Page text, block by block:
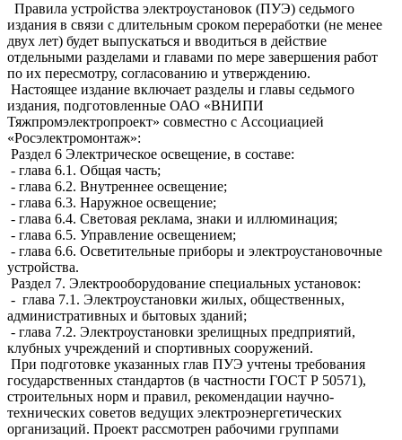
Правила устройства электроустановок (ПУЭ) седьмого
издания в связи с длительным сроком переработки (не менее
двух лет) будет выпускаться и вводиться в действие
отдельными разделами и главами по мере завершения работ
по их пересмотру, согласованию и утверждению.
Настоящее издание включает разделы и главы седьмого
издания, подготовленные ОАО «ВНИПИ
Тяжпромэлектропроект» совместно с Ассоциацией
«Росэлектромонтаж»:
Раздел 6 Электрическое освещение, в составе:
- глава 6.1. Общая часть;
- глава 6.2. Внутреннее освещение;
- глава 6.3. Наружное освещение;
- глава 6.4. Световая реклама, знаки и иллюминация;
- глава 6.5. Управление освещением;
- глава 6.6. Осветительные приборы и электроустановочные
устройства.
Раздел 7. Электрооборудование специальных установок:
- глава 7.1. Электроустановки жилых, общественных,
административных и бытовых зданий;
- глава 7.2. Электроустановки зрелищных предприятий,
клубных учреждений и спортивных сооружений.
При подготовке указанных глав ПУЭ учтены требования
государственных стандартов (в частности ГОСТ Р 50571),
строительных норм и правил, рекомендации научно-
технических советов ведущих электроэнергетических
организаций. Проект рассмотрен рабочими группами